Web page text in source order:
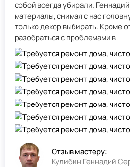
собой всегда убирали.
материалы, снимая с нас
только декор выбирать. Кроме
разобраться с проблемами в
Отзыв мастеру:
Кулибин Геннадий